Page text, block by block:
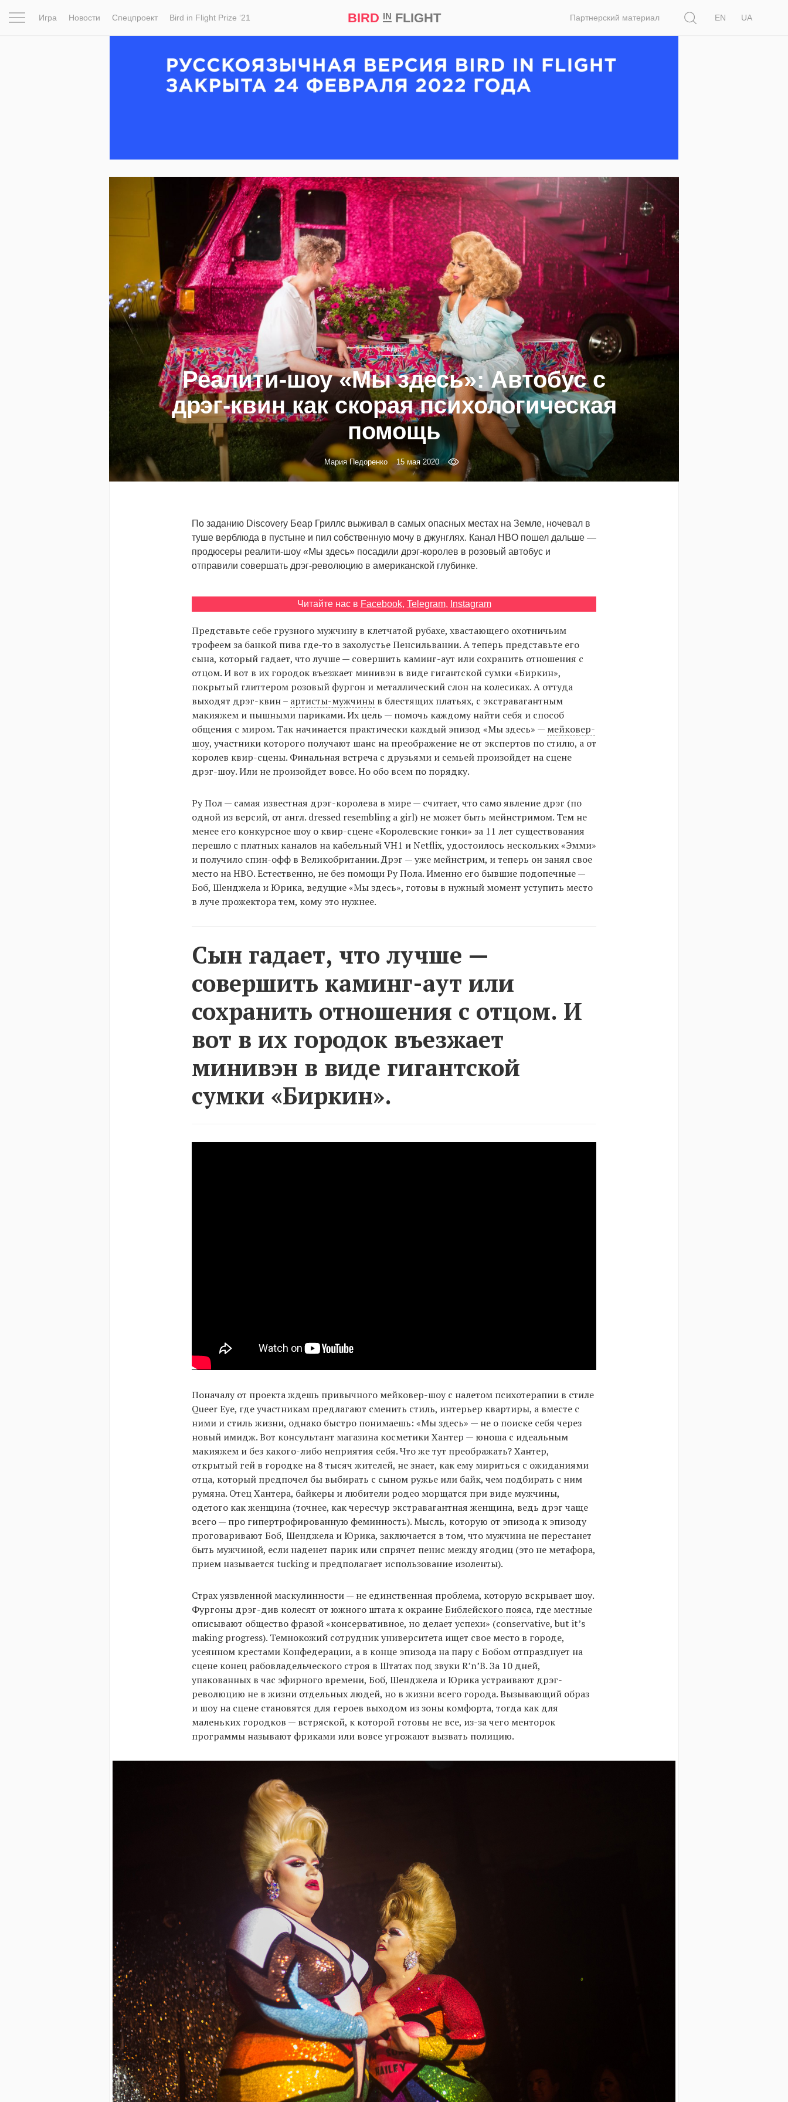
Игра Новости Спецпроект Bird in Flight Prize ‘21 BIRD INFLIGHT Партнерский материал
EN
UA
Кино
Реалити-шоу «Мы здесь»: Автобус с
дрэг-квин как скорая психологическая
помощь
Мария Педоренко 15 мая 2020
По заданию Discovery Беар Гриллс выживал в самых опасных местах на Земле, ночевал в
туше верблюда в пустыне и пил cобственную мочу в джунглях. Канал HBO пошел дальше —
продюсеры реалити-шоу «Мы здесь» посадили дрэг-королев в розовый автобус и
отправили совершать дрэг-революцию в американской глубинке.
Читайте нас в Facebook, Telegram, Instagram
Представьте себе грузного мужчину в клетчатой рубахе, хвастающего охотничьим
трофеем за банкой пива где-то в захолустье Пенсильвании. А теперь представьте его
сына, который гадает, что лучше — совершить каминг-аут или сохранить отношения с
отцом. И вот в их городок въезжает минивэн в виде гигантской сумки «Биркин»,
покрытый глиттером розовый фургон и металлический слон на колесиках. А оттуда
выходят дрэг-квин – артисты-мужчины в блестящих платьях, с экстравагантным
макияжем и пышными париками. Их цель — помочь каждому найти себя и способ
общения с миром. Так начинается практически каждый эпизод «Мы здесь» — мейковер-
шоу, участники которого получают шанс на преображение не от экспертов по стилю, а от
королев квир-сцены. Финальная встреча с друзьями и семьей произойдет на сцене
дрэг-шоу. Или не произойдет вовсе. Но обо всем по порядку.
Ру Пол — самая известная дрэг-королева в мире — считает, что само явление дрэг (по
одной из версий, от англ. dressed resembling a girl) не может быть мейнстримом. Тем не
менее его конкурсное шоу о квир-сцене «Королевские гонки» за 11 лет существования
перешло с платных каналов на кабельный VH1 и Netflix, удостоилось нескольких «Эмми»
и получило спин-офф в Великобритании. Дрэг — уже мейнстрим, и теперь он занял свое
место на HBO. Естественно, не без помощи Ру Пола. Именно его бывшие подопечные —
Боб, Шенджела и Юрика, ведущие «Мы здесь», готовы в нужный момент уступить место
в луче прожектора тем, кому это нужнее.
Сын гадает, что лучше —
совершить каминг-аут или
сохранить отношения с отцом. И
вот в их городок въезжает
минивэн в виде гигантской
сумки «Биркин».
Поначалу от проекта ждешь привычного мейковер-шоу с налетом психотерапии в стиле
Queer Eye, где участникам предлагают сменить стиль, интерьер квартиры, а вместе с
ними и стиль жизни, однако быстро понимаешь: «Мы здесь» — не о поиске себя через
новый имидж. Вот консультант магазина косметики Хантер — юноша с идеальным
макияжем и без какого-либо неприятия себя. Что же тут преображать? Хантер,
открытый гей в городке на 8 тысяч жителей, не знает, как ему мириться с ожиданиями
отца, который предпочел бы выбирать с сыном ружье или байк, чем подбирать с ним
румяна. Отец Хантера, байкеры и любители родео морщатся при виде мужчины,
одетого как женщина (точнее, как чересчур экстравагантная женщина, ведь дрэг чаще
всего — про гипертрофированную феминность). Мысль, которую от эпизода к эпизоду
проговаривают Боб, Шенджела и Юрика, заключается в том, что мужчина не перестанет
быть мужчиной, если наденет парик или спрячет пенис между ягодиц (это не метафора,
прием называется tucking и предполагает использование изоленты).
Страх уязвленной маскулинности — не единственная проблема, которую вскрывает шоу.
Фургоны дрэг-див колесят от южного штата к окраинеБиблейского пояса, где местные
описывают общество фразой «консервативное, но делает успехи» (conservative, but it’s
making progress). Темнокожий сотрудник университета ищет свое место в городе,
усеянном крестами Конфедерации, а в конце эпизода на пару с Бобом отпразднует на
сцене конец рабовладельческого строя в Штатах под звуки R’n’B. За 10 дней,
упакованных в час эфирного времени, Боб, Шенджела и Юрика устраивают дрэг-
революцию не в жизни отдельных людей, но в жизни всего города. Вызывающий образ
и шоу на сцене становятся для героев выходом из зоны комфорта, тогда как для
маленьких городков — встряской, к которой готовы не все, из-за чего менторок
программы называют фриками или вовсе угрожают вызвать полицию.